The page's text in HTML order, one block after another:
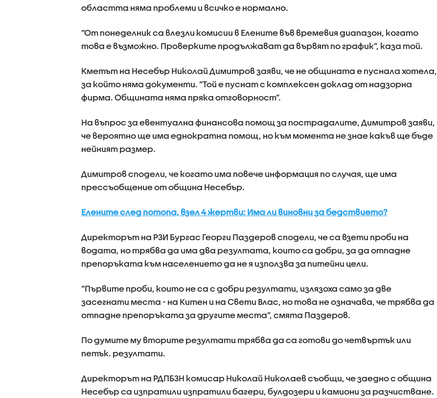
областта няма проблеми и всичко е нормално.
“От понеделник са влезли комисии в Елените във времевия диапазон, когато
това е възможно. Проверките продължават да вървят по график”, каза той.
Кметът на Несебър Николай Димитров заяви, че не общината е пуснала хотела,
за който няма документи. “Той е пуснат с комплексен доклад от надзорна
фирма. Общината няма пряка отговорност”.
На въпрос за евентуална финансова помощ за пострадалите, Димитров заяви,
че вероятно ще има еднократна помощ, но към момента не знае какъв ще бъде
нейният размер.
Димитров сподели, че когато има повече информация по случая, ще има
прессъобщение от община Несебър.
Елените след потопа, взел 4 жертви: Има ли виновни за бедствието?
Директорът на РЗИ Бургас Георги Паздеров сподели, че са взети проби на
водата, но трябва да има два резултата, които са добри, за да отпадне
препоръката към населението да не я използва за питейни цели.
“Първите проби, които не са с добри резултати, излязоха само за две
засегнати места - на Китен и на Свети Влас, но това не означава, че трябва да
отпадне препоръката за другите места”, смята Паздеров.
По думите му вторите резултати трябва да са готови до четвъртък или
петък. резултати.
Директорът на РДПБЗН комисар Николай Николаев съобщи, че заедно с община
Несебър са изпратили изпратили багери, булдозери и камиони за разчистване.